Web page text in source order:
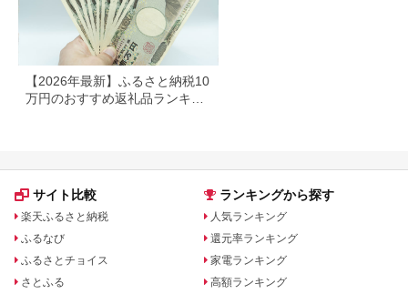
【2026年最新】ふるさと納税10
万円のおすすめ返礼品ランキン
サイト比較
楽天ふるさと納税
ふるなび
ふるさとチョイス
さとふる
ランキングから探す
人気ランキング
還元率ランキング
家電ランキング
高額ランキング